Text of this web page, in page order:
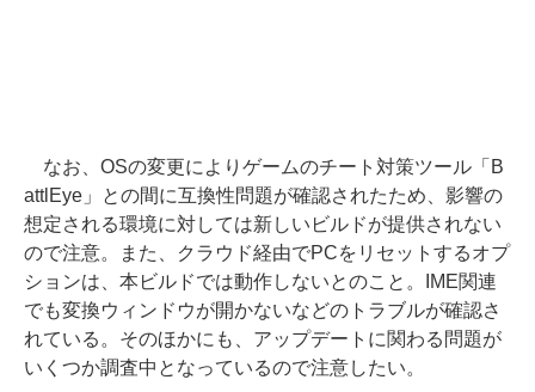
なお、OSの変更によりゲームのチート対策ツール「B
attlEye」との間に互換性問題が確認されたため、影響の
想定される環境に対しては新しいビルドが提供されない
ので注意。また、クラウド経由でPCをリセットするオプ
ションは、本ビルドでは動作しないとのこと。IME関連
でも変換ウィンドウが開かないなどのトラブルが確認さ
れている。そのほかにも、アップデートに関わる問題が
いくつか調査中となっているので注意したい。